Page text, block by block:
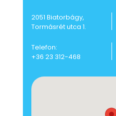
2051 Biatorbágy,
Tormásrét utca 1.
Telefon:
+36 23 312-468